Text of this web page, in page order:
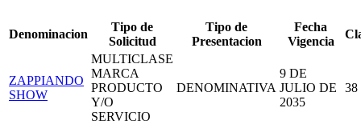
Denominacion
Tipo de
Solicitud
Tipo de
Presentacion
Fecha
Vigencia
ZAPPIANDO
SHOW
MULTICLASE
MARCA
PRODUCTO
Y/O
SERVICIO
DENOMINATIVA
9 DE
JULIO DE
2035
38